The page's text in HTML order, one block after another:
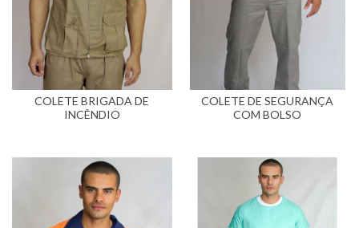
COLETE BRIGADA DE
INCÊNDIO
COLETE DE SEGURANÇA
COM BOLSO